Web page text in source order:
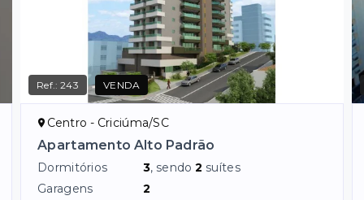
Ref.:243 VENDA
Centro - Criciúma/SC
Apartamento Alto Padrão
Dormitórios 3, sendo2 suítes
Garagens
2